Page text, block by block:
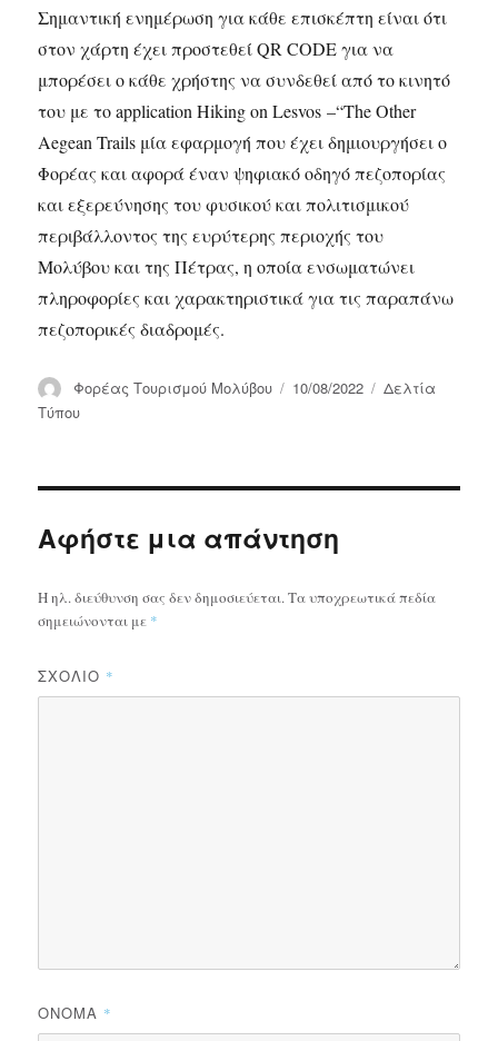
Σημαντική ενημέρωση για κάθε επισκέπτη είναι ότι
στον χάρτη έχει προστεθεί QR CODE για να
μπορέσει ο κάθε χρήστης να συνδεθεί από το κινητό
του με το application Hiking on Lesvos –“The Other
Aegean Trails μία εφαρμογή που έχει δημιουργήσει ο
Φορέας και αφορά έναν ψηφιακό οδηγό πεζοπορίας
και εξερεύνησης του φυσικού και πολιτισμικού
περιβάλλοντος της ευρύτερης περιοχής του
Μολύβου και της Πέτρας, η οποία ενσωματώνει
πληροφορίες και χαρακτηριστικά για τις παραπάνω
πεζοπορικές διαδρομές.
Συντάκτης
Φορέας Τουρισμού Μολύβου
Δημοσιεύτηκε
10/08/2022 Κατηγορίες
Δελτία
Τύπου
Αφήστε μια απάντηση
Η ηλ. διεύθυνση σας δεν δημοσιεύεται.Τα υποχρεωτικά πεδία
σημειώνονται με *
ΣΧΌΛΙΟ *
ΌΝΟΜΑ *